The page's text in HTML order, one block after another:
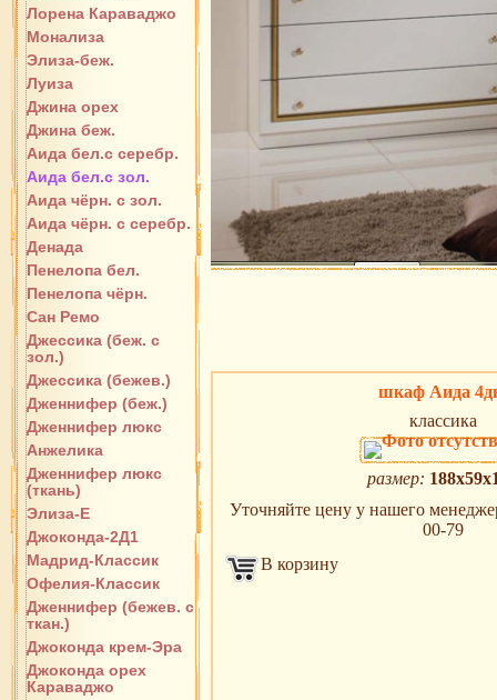
Лорена Караваджо
Монализа
Элиза-беж.
Луиза
Джина орех
Джина беж.
Аида бел.с серебр.
Аида бел.с зол.
Аида чёрн. с зол.
Аида чёрн. с серебр.
Денада
Пенелопа бел.
Пенелопа чёрн.
Сан Ремо
Джессика (беж. с
зол.)
Джессика (бежев.)
Дженнифер (беж.)
Дженнифер люкс
Анжелика
Дженнифер люкс
(ткань)
Элиза-Е
Джоконда-2Д1
Мадрид-Классик
Офелия-Классик
Дженнифер (бежев. с
ткан.)
Джоконда крем-Эра
Джоконда орех
Караваджо
шкаф Аида
классика
размер:
Уточняйте цену у нашего
00-79
В корзину